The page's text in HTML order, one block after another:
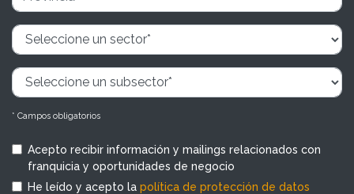
* Campos obligatorios
Acepto recibir información y mailings relacionados con
franquicia y oportunidades de negocio
He leído y acepto la política de protección de datos